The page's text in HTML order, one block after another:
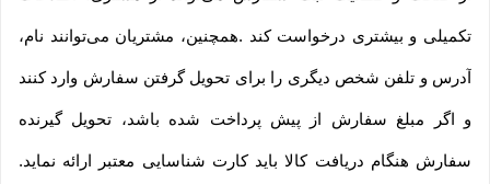
تکمیلی و بیشتری درخواست کند .همچنین، مشتریان می‌توانند نام،
آدرس و تلفن شخص دیگری را برای تحویل گرفتن سفارش وارد کنند
و اگر مبلغ سفارش از پیش پرداخت شده باشد، تحویل گیرنده
سفارش هنگام دریافت کالا باید کارت شناسایی معتبر ارائه نماید.